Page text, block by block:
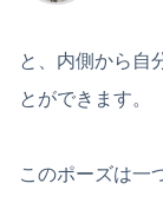
と、内側から自
とができます。
このポーズは一